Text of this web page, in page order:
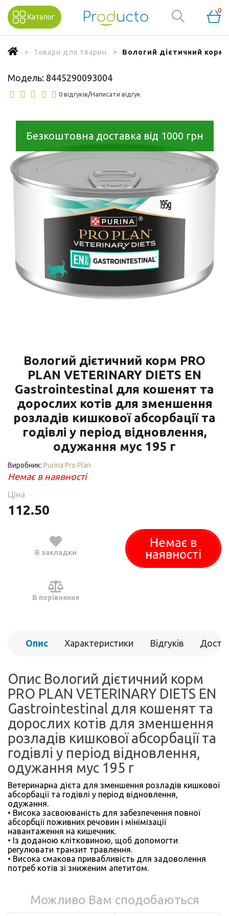
Каталог
0
Товари для тварин Вологий дієтичний корм
Модель: 8445290093004
0 відгуків/Написати відгук
Безкоштовна доставка від 1000 грн
Вологий дієтичний корм PRO
PLAN VETERINARY DIETS EN
Gastrointestinal для кошенят та
дорослих котів для зменшення
розладів кишкової абсорбації та
годівлі у період відновлення,
одужання мус 195 г
Виробник: Purina Pro Plan
Немає в наявності
Ціна
112.50
В закладки
В порівняння
Немає в
наявності
Опис Характеристики Відгуків
Опис Вологий дієтичний корм
PRO PLAN VETERINARY DIETS EN
Gastrointestinal для кошенят та
дорослих котів для зменшення
розладів кишкової абсорбації та
годівлі у період відновлення,
одужання мус 195 г
Ветеринарна дієта для зменшення розладів кишкової
абсорбації та годівлі у період відновлення,
одужання.
• Висока засвоюваність для забезпечення повної
абсорбції поживних речовин і мінімізації
навантаження на кишечник.
• Із доданою клітковиною, щоб допомогти
регулювати транзит травлення.
• Висока смакова привабливість для задоволення
потреб котів зі зниженим апетитом.
Можливо Вам сподобаються